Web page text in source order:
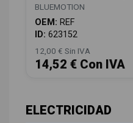
BLUEMOTION
OEM: REF
ID: 623152
12,00 € Sin IVA
14,52 € Con IVA
ELECTRICIDAD